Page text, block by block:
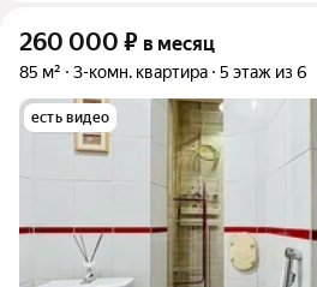
260 000 ₽ в месяц
85 м² 3-комн. квартира 5 этаж из 6
есть видео